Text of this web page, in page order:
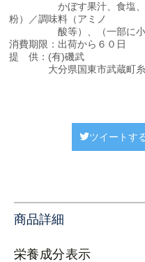
かぼす果汁、食塩、昆
粉）／調味料（アミノ
酸等）、（一部に小麦
消費期限：出荷から６０日
提 供：(有)磯武
大分県国東市武蔵町糸
ツイートす
商品詳細
栄養成分表示